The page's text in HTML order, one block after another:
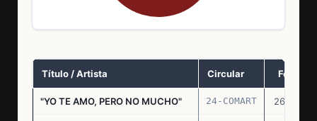
Título / Artista Circular Fecha
"YO TE AMO, PERO NO MUCHO" 24-COMART 26.11.69